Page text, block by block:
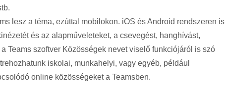
lesz a téma, ezúttal mobilokon. iOS és Android rendszeren is
és az alapműveleteket, a csevegést, hanghívást,
Teams szoftver Közösségek nevet viselő funkciójáról is szó
iskolai, munkahelyi, vagy egyéb, például
online közösségeket a Teamsben.